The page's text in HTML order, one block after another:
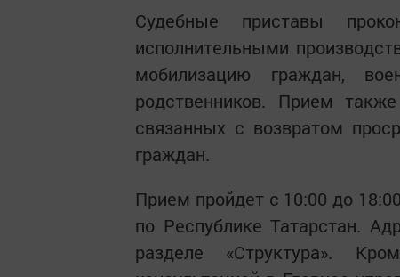
Судебные приставы
исполнительными
мобилизацию граждан,
родственников. Прием
связанных с возвратом
граждан.
Прием пройдет с 10:00 до
по Республике Татарстан.
разделе «Структура».